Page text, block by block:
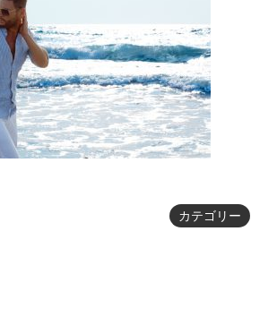
カテゴリー